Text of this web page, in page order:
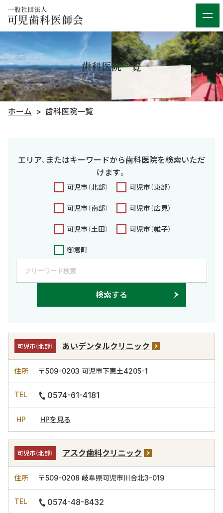
歯科医院一覧
ホーム 歯科医院一覧
エリア、またはキーワードから歯科医院を検索いただ
けます。
可児市（北部） 可児市（東部）
可児市（南部） 可児市（広見）
可児市（土田） 可児市（帷子）
御嵩町
検索する
可児市（北部） あいデンタルクリニック
〒509-0203 可児市下恵土4205-1
0574-61-4181
HPを見る
可児市（北部） アスク歯科クリニック
〒509-0208 岐阜県可児市川合北3-019
0574-48-8432